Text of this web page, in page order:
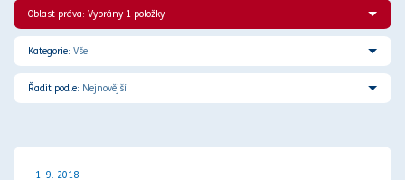
Oblast práva: Vybrány 1 položky
Kategorie: Vše
Řadit podle: Nejnovější
1. 9. 2018